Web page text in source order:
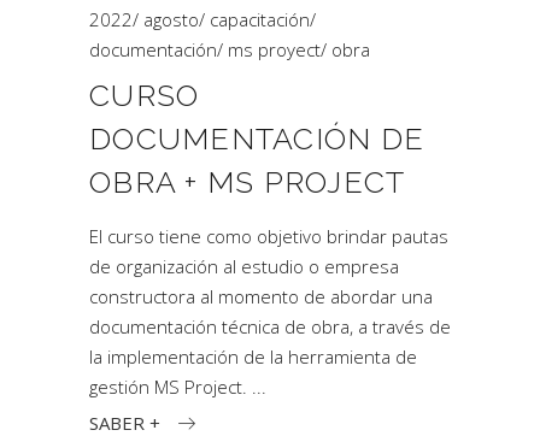
2022/ agosto/ capacitación/
documentación/ ms proyect/ obra
CURSO
DOCUMENTACIÓN DE
OBRA + MS PROJECT
El curso tiene como objetivo brindar pautas
de organización al estudio o empresa
constructora al momento de abordar una
documentación técnica de obra, a través de
la implementación de la herramienta de
gestión MS Project.
SABER +